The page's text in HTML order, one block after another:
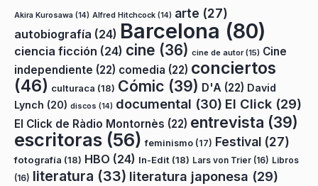
Akira Kurosawa (14) Alfred Hitchcock (14) arte (27)
autobiografía (24) Barcelona (80)
ciencia ficción (24) cine (36) cine de autor(15) Cine
independiente (22) comedia (22) conciertos
(46) culturaca (18) Cómic (39) D'A (22) David
Lynch (20) discos (14) documental (30) El Click (29)
El Click de Ràdio Montornès (22) entrevista (39)
escritoras (56) feminismo (17) Festival (27)
fotografía (18) HBO (24) In-Edit (18) Lars von Trier (16) Libros
(16) literatura (33) literatura japonesa (29)